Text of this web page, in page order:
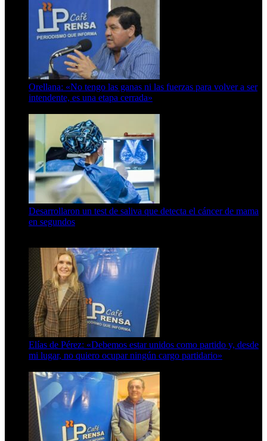
Orellana: «No tengo las ganas ni las fuerzas para volver a ser
intendente, es una etapa cerrada»
Desarrollaron un test de saliva que detecta el cáncer de mama
en segundos
Elías de Pérez: «Debemos estar unidos como partido y, desde
mi lugar, no quiero ocupar ningún cargo partidario»